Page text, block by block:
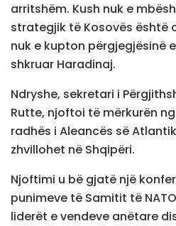
arritshëm. Kush nuk e
strategjik të Kosovës është
nuk e kupton përgjegjësinë
shkruar Haradinaj.
Ndryshe, sekretari i
Rutte, njoftoi të mërkurën
radhës i Aleancës së
zhvillohet në Shqipëri.
Njoftimi u bë gjatë një
punimeve të Samitit të
liderët e vendeve anëtare